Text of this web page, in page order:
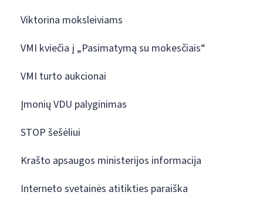
Viktorina moksleiviams
VMI kviečia į „Pasimatymą su mokesčiais“
VMI turto aukcionai
Įmonių VDU palyginimas
STOP šešėliui
Krašto apsaugos ministerijos informacija
Interneto svetainės atitikties paraiška